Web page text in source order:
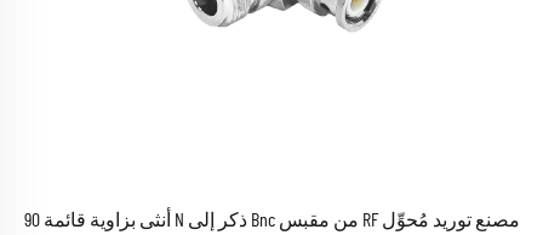
مصنع توريد مُحوِّل RF من مقبس Bnc ذكر إلى N أنثى بزاوية قائمة 90